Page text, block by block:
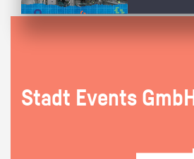
Stadt Events GmbH